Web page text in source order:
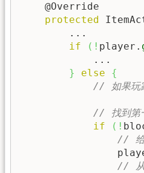
    @Override
protected
        ...
if
( ! player.
            ...
}
else
{
// 如果玩
// 找到第
if
( !
// 给
// 从